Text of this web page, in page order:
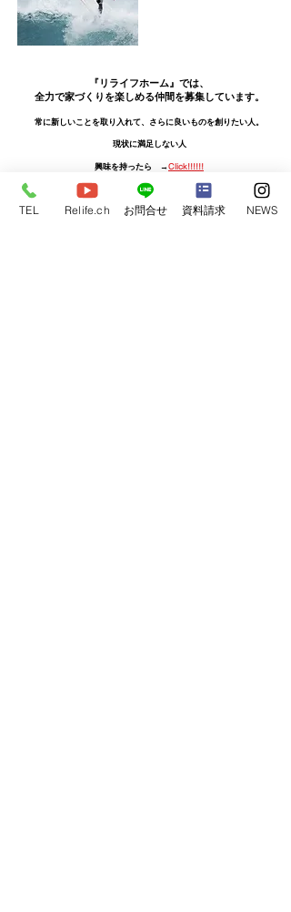
『リライフホーム』では、
全力で家づくりを楽しめる仲間を募集しています。
常に新しいことを取り入れて、 さらに良いものを創りたい人。
現状に満足しない人
興味を持ったら →Click!!!!!!
TEL Relife.ch お問合せ 資料請求 NEWS